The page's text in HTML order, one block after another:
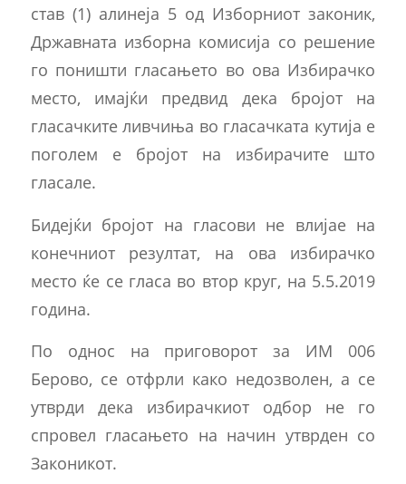
став (1) алинеја 5 од Изборниот законик,
Државната изборна комисија со решение
го поништи гласањето во ова Избирачко
место, имајќи предвид дека бројот на
гласачките ливчиња во гласачката кутија е
поголем е бројот на избирачите што
гласале.
Бидејќи бројот на гласови не влијае на
конечниот резултат, на ова избирачко
место ќе се гласа во втор круг, на 5.5.2019
година.
По однос на приговорот за ИМ 006
Берово, се отфрли како недозволен, а се
утврди дека избирачкиот одбор не го
спровел гласањето на начин утврден со
Законикот.